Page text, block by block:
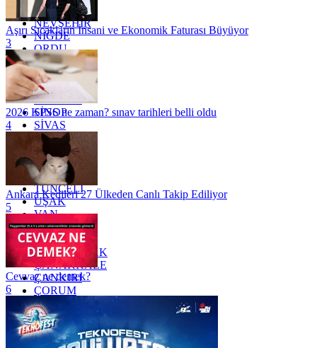
MUŞ
NEVŞEHİR
NİĞDE
ORDU
OSMANİYE
RİZE
SAKARYA
SAMSUN
SİNOP
SİVAS
SİİRT
TEKİRDAĞ
TOKAT
TRABZON
TUNCELİ
UŞAK
VAN
YALOVA
YOZGAT
ZONGULDAK
ÇANAKKALE
ÇANKIRI
ÇORUM
İSTANBUL
İZMİR
ŞANLIURFA
ŞIRNAK
Aşırı Sıcakların İnsani ve Ekonomik Faturası Büyüyor
3
2026 KPSS ne zaman? sınav tarihleri belli oldu
4
Ankara Kedileri 27 Ülkeden Canlı Takip Ediliyor
5
Cevvaz ne demek?
6